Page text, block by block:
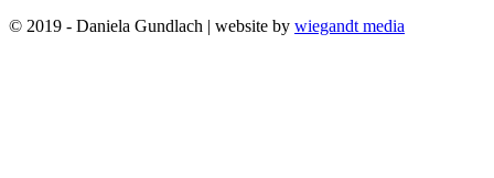
© 2019 - Daniela Gundlach | website by wiegandt media